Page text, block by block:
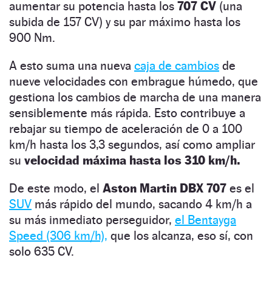
aumentar su potencia hasta los 707 CV (una
subida de 157 CV) y su par máximo hasta los
900 Nm.
A esto suma una nueva caja de cambios de
nueve velocidades con embrague húmedo, que
gestiona los cambios de marcha de una manera
sensiblemente más rápida. Esto contribuye a
rebajar su tiempo de aceleración de 0 a 100
km/h hasta los 3,3 segundos, así como ampliar
su velocidad máxima hasta los 310 km/h.
De este modo, el Aston Martin DBX 707 es el
SUV más rápido del mundo, sacando 4 km/h a
su más inmediato perseguidor, el Bentayga
Speed (306 km/h), que los alcanza, eso sí, con
solo 635 CV.